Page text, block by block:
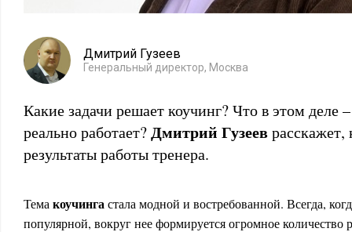
Дмитрий Гузеев
Генеральный директор, Москва
Какие задачи решает коучинг? Что в этом деле
реально работает?Дмитрий Гузеев
результаты работы тренера.
Тема коучингастала модной и востребованной. Всегда,
популярной, вокруг нее формируется огромное количество